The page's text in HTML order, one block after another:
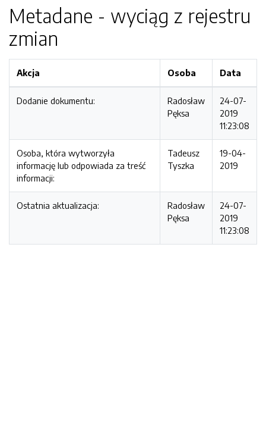
Metadane - wyciąg z rejestru
zmian
Akcja Osoba Data
Dodanie dokumentu:
Radosław
Pęksa
24-07-
2019
11:23:08
Osoba, która wytworzyła
informację lub odpowiada za treść
informacji:
Tadeusz
Tyszka
19-04-
2019
Ostatnia aktualizacja:
Radosław
Pęksa
24-07-
2019
11:23:08